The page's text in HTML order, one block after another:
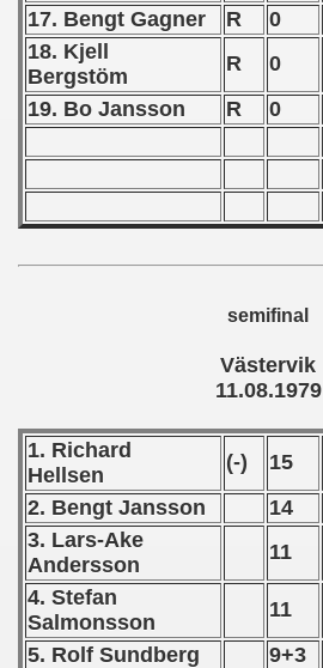
17. Bengt Gagner
R 0
18. Kjell
Bergstöm
R 0
19. Bo Jansson
R 0
semifinal
Västervik
11.08.1979
1. Richard
Hellsen
(-) 15
2. Bengt Jansson
14
3. Lars-Ake
Andersson
11
4. Stefan
Salmonsson
11
5. Rolf Sundberg
9+3
1983
1984
1986